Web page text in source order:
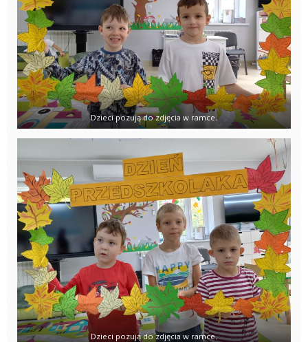
Dzieci pozują do zdjęcia w ramce.
Dzieci pozują do zdjęcia w ramce.